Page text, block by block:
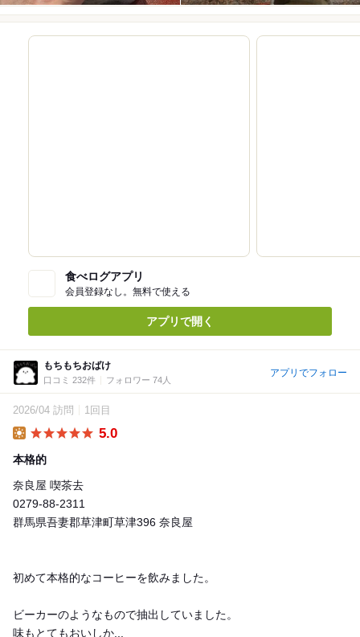
食べログアプリ
会員登録なし。無料で使える
アプリで開く
もちもちおばけ
口コミ 232件 フォロワー 74人
アプリでフォロー
2026/04 訪問 1回目
5.0
本格的
奈良屋 喫茶去
0279-88-2311
群馬県吾妻郡草津町草津396 奈良屋
初めて本格的なコーヒーを飲みました。
ビーカーのようなもので抽出していました。
味もとてもおいしか...